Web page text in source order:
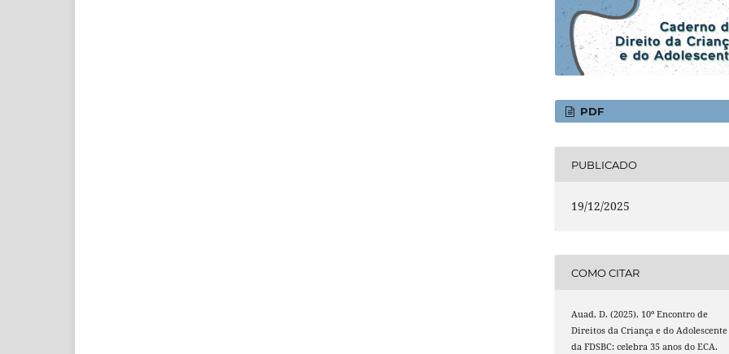
PDF
PUBLICADO
19/12/2025
COMO CITAR
Auad, D. (2025). 10º Encontro de
Direitos da Criança e do Adolescente
da FDSBC: celebra 35 anos do ECA.